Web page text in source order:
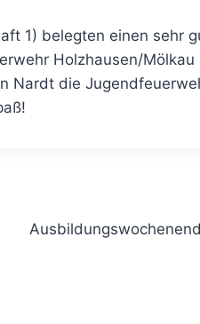
1) belegten einen sehr
Holzhausen/Mölkau
Nardt die